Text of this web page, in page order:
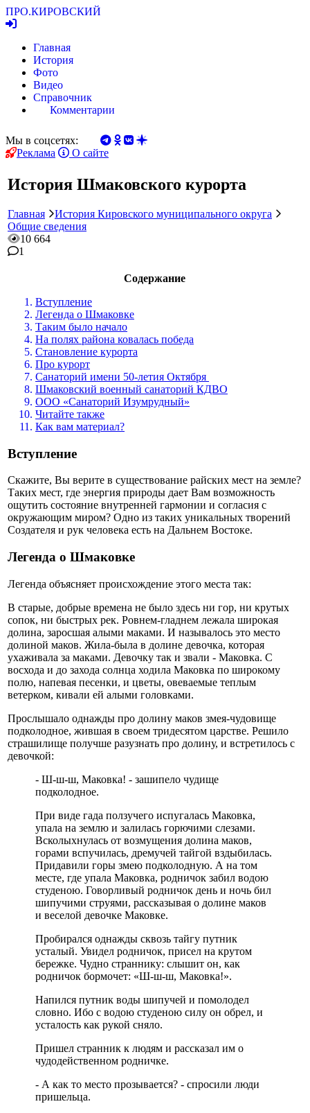
ПРО.КИРОВСКИЙ
Главная
История
Фото
Видео
Справочник
Комментарии
Мы в соцсетях:
Реклама
О сайте
История Шмаковского курорта
Главная
История Кировского муниципального округа
Общие сведения
10 664
1
Содержание
Вступление
Легенда о Шмаковке
Таким было начало
На полях района ковалась победа
Становление курорта
Про курорт
Санаторий имени 50-летия Октября
Шмаковский военный санаторий КДВО
ООО «Санаторий Изумрудный»
Читайте также
Как вам материал?
Вступление
Скажите, Вы верите в существование райских мест на земле?
Таких мест, где энергия природы дает Вам возможность
ощутить состояние внутренней гармонии и согласия с
окружающим миром? Одно из таких уникальных творений
Создателя и рук человека есть на Дальнем Востоке.
Легенда о Шмаковке
Легенда объясняет происхождение этого места так:
В старые, добрые времена не было здесь ни гор, ни крутых
сопок, ни быстрых рек. Ровнем-гладнем лежала широкая
долина, заросшая алыми маками. И называлось это место
долиной маков. Жила-была в долине девочка, которая
ухаживала за маками. Девочку так и звали - Маковка. С
восхода и до захода солнца ходила Маковка по широкому
полю, напевая песенки, и цветы, овеваемые теплым
ветерком, кивали ей алыми головками.
Прослышало однажды про долину маков змея-чудовище
подколодное, жившая в своем тридесятом царстве. Решило
страшилище получше разузнать про долину, и встретилось с
девочкой:
- Ш-ш-ш, Маковка! - зашипело чудище
подколодное.
При виде гада ползучего испугалась Маковка,
упала на землю и залилась горючими слезами.
Всколыхнулась от возмущения долина маков,
горами вспучилась, дремучей тайгой вздыбилась.
Придавили горы змею подколодную. А на том
месте, где упала Маковка, родничок забил водою
студеною. Говорливый родничок день и ночь бил
шипучими струями, рассказывая о долине маков
и веселой девочке Маковке.
Пробирался однажды сквозь тайгу путник
усталый. Увидел родничок, присел на крутом
бережке. Чудно страннику: слышит он, как
родничок бормочет: «Ш-ш-ш, Маковка!».
Напился путник воды шипучей и помолодел
словно. Ибо с водою студеною силу он обрел, и
усталость как рукой сняло.
Пришел странник к людям и рассказал им о
чудодейственном родничке.
- А как то место прозывается? - спросили люди
пришельца.